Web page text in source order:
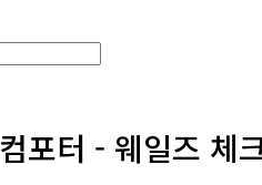
컴포터 - 웨일즈 체